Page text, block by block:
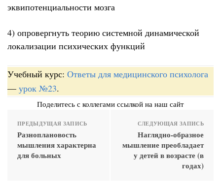
эквипотенциальности мозга
4) опровергнуть теорию системной динамической
локализации психических функций
Учебный курс: Ответы для медицинского психолога
— урок №23.
Поделитесь с коллегами ссылкой на наш сайт
ПРЕДЫДУЩАЯ ЗАПИСЬ
Разноплановость
мышления характерна
для больных
СЛЕДУЮЩАЯ ЗАПИСЬ
Наглядно-образное
мышление преобладает
у детей в возрасте (в
годах)